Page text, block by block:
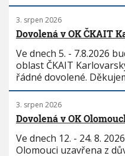
3. srpen 2026
Dovolená v OK ČKAIT
Ve dnech 5. - 7.8.2026
oblast ČKAIT
řádné dovolené.
3. srpen 2026
Dovolená v OK
Ve dnech 12. - 24. 8.
Olomouci uzavřena z